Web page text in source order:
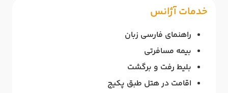
خدمات آژانس
راهنمای فارسی زبان
بیمه مسافرتی
بلیط رفت و برگشت
اقامت در هتل طبق پکیج